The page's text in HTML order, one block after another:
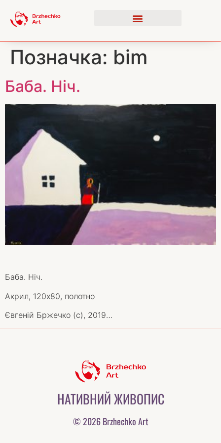
Позначка: bim
Баба. Ніч.
Баба. Ніч.
Акрил, 120х80, полотно
Євгеній Бржечко (с), 2019…
НАТИВНИЙ ЖИВОПИС
© 2026 Brzhechko Art